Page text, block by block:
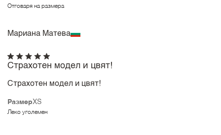
Отговаря на размера
Мариана Матева
РазмерXS
Леко уголемен
Страхотен модел и цвят!
Страхотен модел и цвят!